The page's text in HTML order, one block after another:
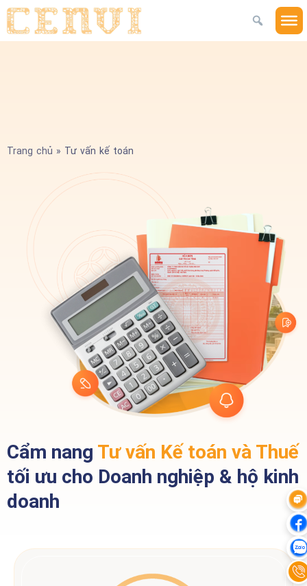
Trang chủ » Tư vấn kế toán
Cẩm nang Tư vấn Kế toán và Thuế
tối ưu cho Doanh nghiệp & hộ kinh
doanh